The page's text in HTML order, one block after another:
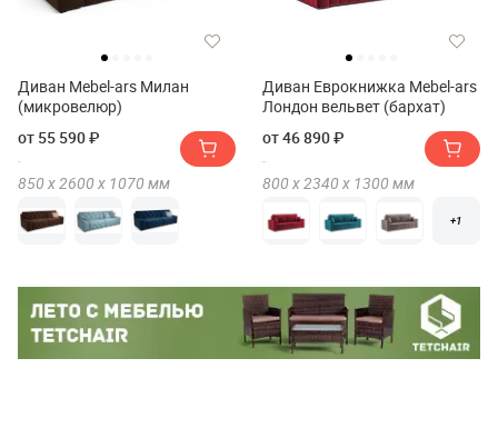
Диван Mebel-ars Милан
(микровелюр)
от 55 590 ₽
850 х 2600 х 1070 мм
Диван Еврокнижка Mebel-ars
Лондон вельвет (бархат)
от 46 890 ₽
800 х 2340 х 1300 мм
+1